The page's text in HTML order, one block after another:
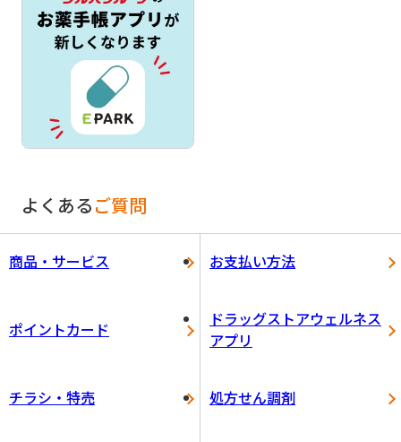
よくあるご質問
商品・サービス お支払い方法
ポイントカード
ドラッグストアウェルネス
アプリ
チラシ・特売 処方せん調剤